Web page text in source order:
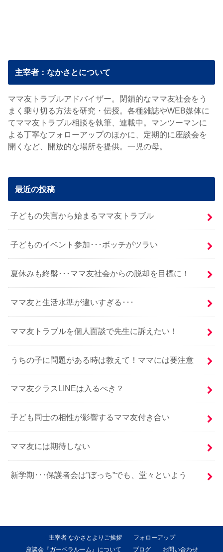
主宰者：なかさとについて
ママ友トラブルアドバイザー。閉鎖的なママ友社会をう
まく乗り切る方法を研究・伝授。各種雑誌やWEB媒体に
てママ友トラブル相談を執筆、連載中。マンツーマンに
よる丁寧なフォローアップのほかに、定期的に座談会を
開くなど、開放的な場所を提供。一児の母。
最近の投稿
子どもの失言から始まるママ友トラブル
子どものイベント参加･･･ボッチがツラい
夏休みも終盤･･･ママ友社会からの脱却を目標に！
ママ友と生活水準が違いすぎる･･･
ママ友トラブルを個人面談で先生に訴えたい！
うちの子に問題がある時は教えて！ママには要注意
ママ友クラスLINEは入るべき？
子ども同士の相性が影響するママ友付き合い
ママ友には期待しない
新学期･･･保護者会は”ぼっち”でも、堂々といよう
主宰者 なかさとよりご挨拶
フォローアップ
座談会『ガーベラルーム』について
ブログ お問い合わせ